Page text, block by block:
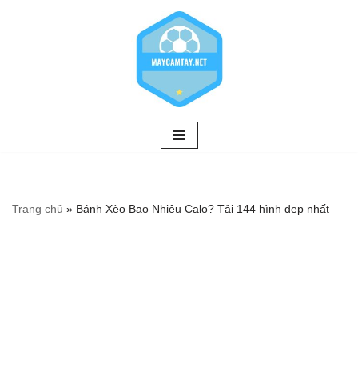
Trang chủ » Bánh Xèo Bao Nhiêu Calo? Tải 144 hình đẹp nhất